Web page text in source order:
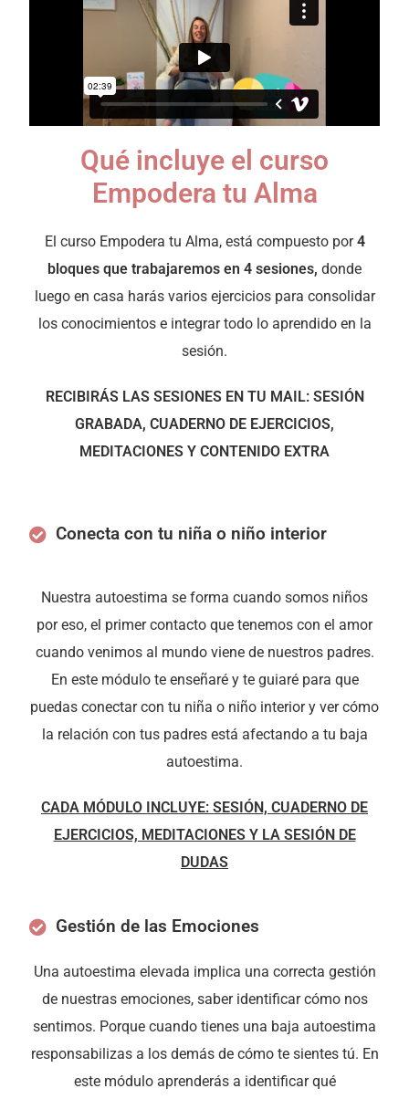
Qué incluye el curso
Empodera tu Alma
El curso Empodera tu Alma, está compuesto por4
bloques que trabajaremos en 4 sesiones, donde
luego en casa harás varios ejercicios para consolidar
los conocimientos e integrar todo lo aprendido en la
sesión.
RECIBIRÁS LAS SESIONES EN TU MAIL: SESIÓN
GRABADA, CUADERNO DE EJERCICIOS,
MEDITACIONES Y CONTENIDO EXTRA
Conecta con tu niña o niño interior
Nuestra autoestima se forma cuando somos niños
por eso, el primer contacto que tenemos con el amor
cuando venimos al mundo viene de nuestros padres.
En este módulo te enseñaré y te guiaré para que
puedas conectar con tu niña o niño interior y ver cómo
la relación con tus padres está afectando a tu baja
autoestima.
CADA MÓDULO INCLUYE: SESIÓN, CUADERNO DE
EJERCICIOS, MEDITACIONES Y LA SESIÓN DE
DUDAS
Gestión de las Emociones
Una autoestima elevada implica una correcta gestión
de nuestras emociones, saber identificar cómo nos
sentimos. Porque cuando tienes una baja autoestima
responsabilizas a los demás de cómo te sientes tú. En
este módulo aprenderás a identificar qué